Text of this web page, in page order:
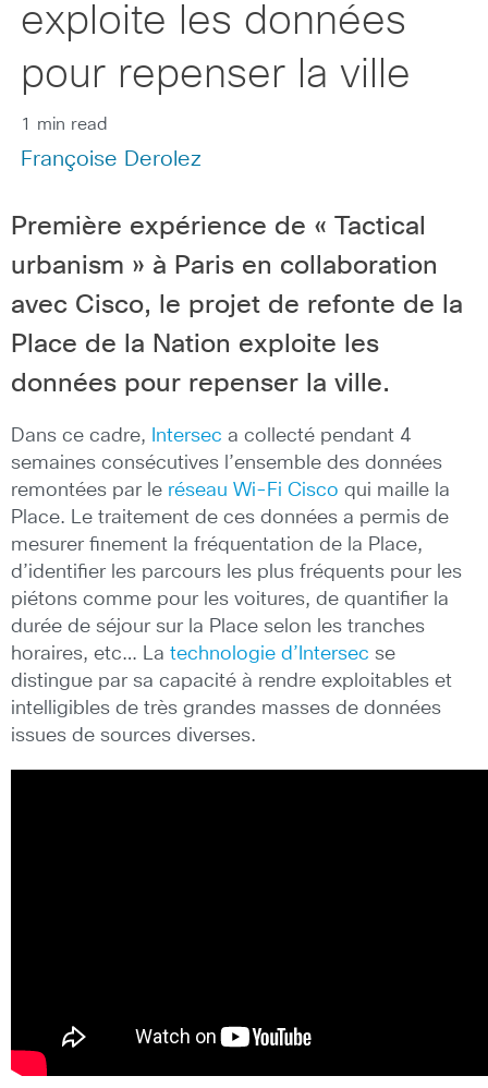
exploite les données
pour repenser la ville
1 min read
Françoise Derolez
Première expérience de « Tactical
urbanism » à Paris en collaboration
avec Cisco, le projet de refonte de la
Place de la Nation exploite les
données pour repenser la ville.
Dans ce cadre, Intersec a collecté pendant 4
semaines consécutives l’ensemble des données
remontées par le réseau Wi-Fi Cisco qui maille la
Place. Le traitement de ces données a permis de
mesurer finement la fréquentation de la Place,
d’identifier les parcours les plus fréquents pour les
piétons comme pour les voitures, de quantifier la
durée de séjour sur la Place selon les tranches
horaires, etc… La technologie d’Intersec se
distingue par sa capacité à rendre exploitables et
intelligibles de très grandes masses de données
issues de sources diverses.